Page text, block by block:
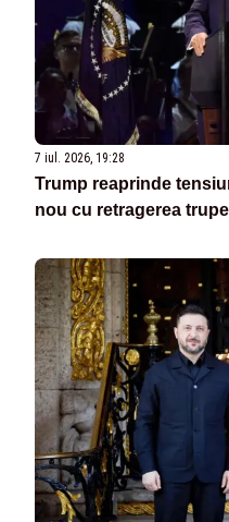
7 iul. 2026, 19:28
Trump reaprinde
nou cu retragerea